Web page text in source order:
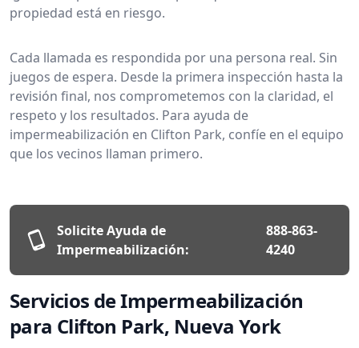
propiedad está en riesgo.
Cada llamada es respondida por una persona real. Sin
juegos de espera. Desde la primera inspección hasta la
revisión final, nos comprometemos con la claridad, el
respeto y los resultados. Para ayuda de
impermeabilización en Clifton Park, confíe en el equipo
que los vecinos llaman primero.
Solicite Ayuda de
Impermeabilización:
888-863-
4240
Servicios de Impermeabilización
para Clifton Park, Nueva York